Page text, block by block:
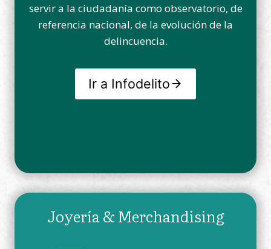
servir a la ciudadanía como observatorio, de
referencia nacional, de la evolución de la
delincuencia.
Ir a Infodelito
Joyería & Merchandising